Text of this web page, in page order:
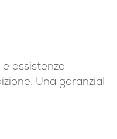
e assistenza
Una garanzia!